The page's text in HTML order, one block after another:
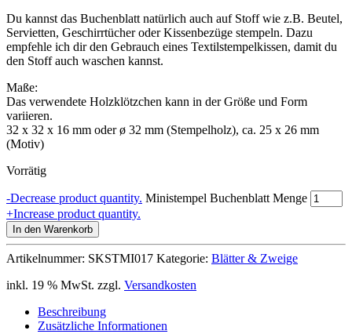
Du kannst das Buchenblatt natürlich auch auf Stoff wie z.B. Beutel,
Servietten, Geschirrtücher oder Kissenbezüge stempeln. Dazu
empfehle ich dir den Gebrauch eines Textilstempelkissen, damit du
den Stoff auch waschen kannst.
Maße:
Das verwendete Holzklötzchen kann in der Größe und Form
variieren.
32 x 32 x 16 mm oder ø 32 mm (Stempelholz), ca. 25 x 26 mm
(Motiv)
Vorrätig
-Decrease product quantity. Ministempel Buchenblatt Menge
+Increase product quantity.
In den Warenkorb
Artikelnummer: SKSTMI017 Kategorie: Blätter & Zweige
inkl. 19 % MwSt. zzgl. Versandkosten
Beschreibung
Zusätzliche Informationen